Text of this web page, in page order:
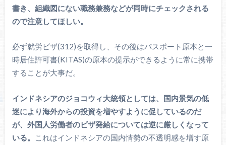
書き、組織図にない職務兼務などが同時にチェックされる
ので注意してほしい。
必ず就労ビザ(312)を取得し、その後はパスポート原本と一
時居住許可書(KITAS)の原本の提示ができるように常に携帯
することが大事だ。
インドネシアのジョコウィ大統領としては、国内景気の低
迷により海外からの投資を増やすように促しているのだ
が、外国人労働者のビザ発給については逆に厳しくなって
いる。
これはインドネシアの国内情勢の不透明感を増す原